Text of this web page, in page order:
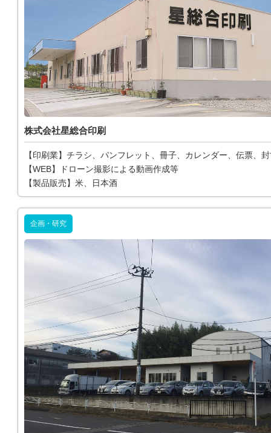
株式会社星総合印刷
【印刷業】チラシ、パンフレット、冊子、カレンダー、伝票、
【WEB】ドローン撮影による動画作成等
【製品販売】米、日本酒
企画・研究